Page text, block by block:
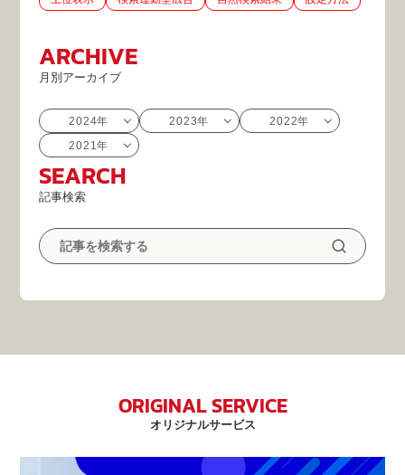
ARCHIVE
月別アーカイブ
2024年 2023年
2022年
2021年
SEARCH
記事検索
ORIGINAL SERVICE
オリジナルサービス